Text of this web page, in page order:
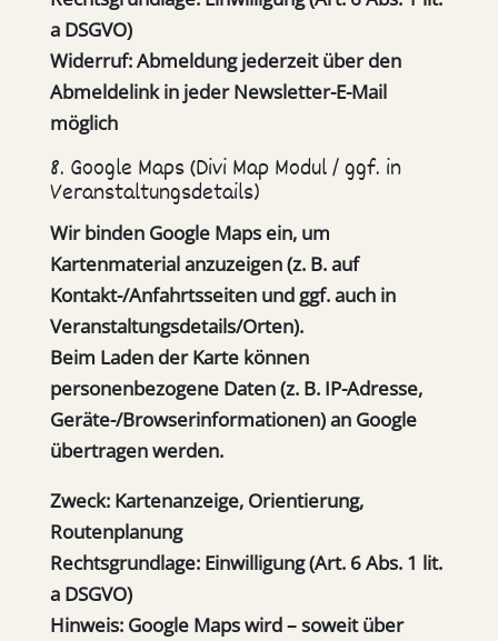
a DSGVO)
Widerruf:Abmeldung jederzeit über den
Abmeldelink in jeder Newsletter-E-Mail
möglich
8. Google Maps (Divi Map Modul / ggf. in
Veranstaltungsdetails)
Wir binden Google Maps ein, um
Kartenmaterial anzuzeigen (z. B. auf
Kontakt-/Anfahrtsseiten und ggf. auch in
Veranstaltungsdetails/Orten).
Beim Laden der Karte können
personenbezogene Daten (z. B. IP-Adresse,
Geräte-/Browserinformationen) an Google
übertragen werden.
Zweck:Kartenanzeige, Orientierung,
Routenplanung
Rechtsgrundlage:Einwilligung (Art. 6 Abs. 1 lit.
a DSGVO)
Hinweis:Google Maps wird – soweit über